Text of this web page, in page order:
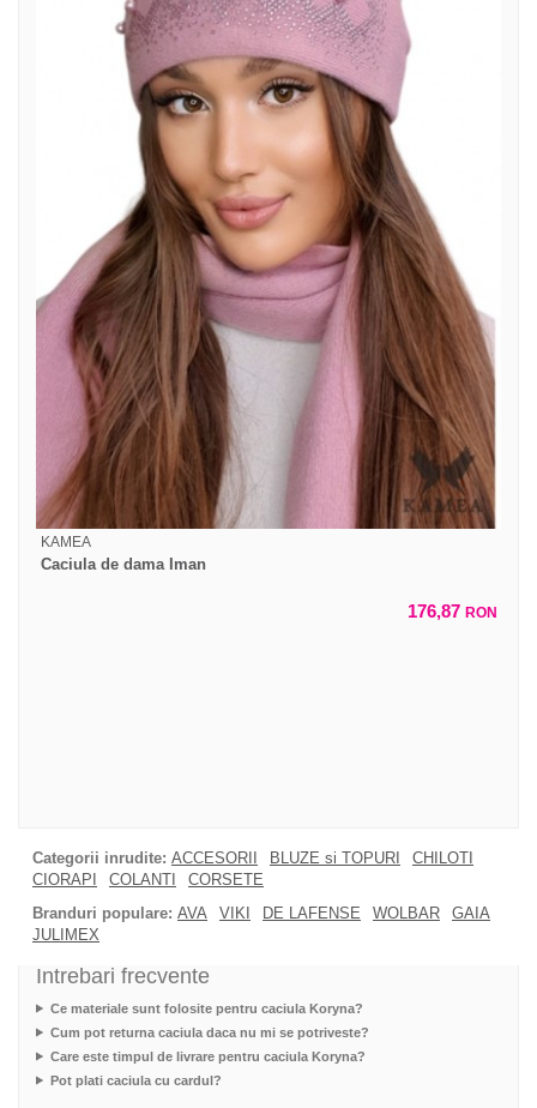
KAMEA
Caciula de dama Iman
176,87 RON
Categorii inrudite: ACCESORII BLUZE si TOPURI
CHILOTI
CIORAPI
COLANTI
CORSETE
Branduri populare: AVA VIKI DE LAFENSE WOLBAR
GAIA
JULIMEX
Intrebari frecvente
Ce materiale sunt folosite pentru caciula Koryna?
Cum pot returna caciula daca nu mi se potriveste?
Care este timpul de livrare pentru caciula Koryna?
Pot plati caciula cu cardul?